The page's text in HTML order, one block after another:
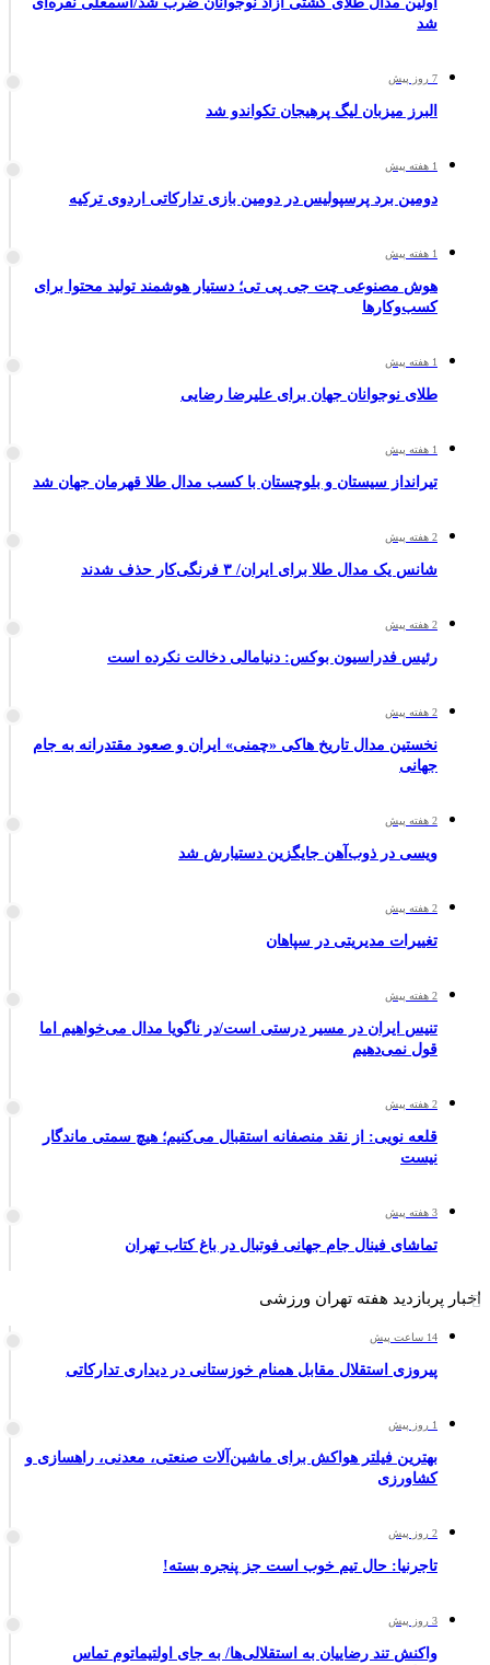
شد
7 روز پیش
البرز میزبان لیگ پرهیجان تکواندو شد
1 هفته پیش
دومین برد پرسپولیس در دومین بازی تدارکاتی اردوی ترکیه
1 هفته پیش
هوش مصنوعی چت جی پی تی؛ دستیار هوشمند تولید محتوا برای
کسب‌وکارها
1 هفته پیش
طلای نوجوانان جهان برای علیرضا رضایی
1 هفته پیش
تیرانداز سیستان و بلوچستان با کسب مدال طلا قهرمان جهان شد
2 هفته پیش
شانس یک مدال طلا برای ایران/ ۳ فرنگی‌کار حذف شدند
2 هفته پیش
رئیس فدراسیون بوکس: دنیامالی دخالت نکرده است
2 هفته پیش
نخستین مدال تاریخ هاکی «چمنی» ایران و صعود مقتدرانه به جام
جهانی
2 هفته پیش
ویسی در ذوب‌آهن جایگزین دستیارش شد
2 هفته پیش
تغییرات مدیریتی در سپاهان
2 هفته پیش
تنیس ایران در مسیر درستی است/در ناگویا مدال می‌خواهیم اما
قول نمی‌دهیم
2 هفته پیش
قلعه نویی: از نقد منصفانه استقبال می‌کنیم؛ هیچ سمتی ماندگار
نیست
3 هفته پیش
تماشای فینال جام جهانی فوتبال در باغ کتاب تهران
اخبار پربازدید هفته تهران ورزشی
14 ساعت پیش
پیروزی استقلال مقابل همنام خوزستانی در دیداری تدارکاتی
1 روز پیش
بهترین فیلتر هواکش برای ماشین‌آلات صنعتی، معدنی، راهسازی و
کشاورزی
2 روز پیش
تاجرنیا: حال تیم خوب است جز پنجره بسته!
3 روز پیش
واکنش تند رضاییان به استقلالی‌ها/ به جای اولتیماتوم تماس